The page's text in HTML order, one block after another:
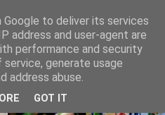
to deliver its services
address and user-agent are
performance and security
generate usage
address abuse.
GOT IT